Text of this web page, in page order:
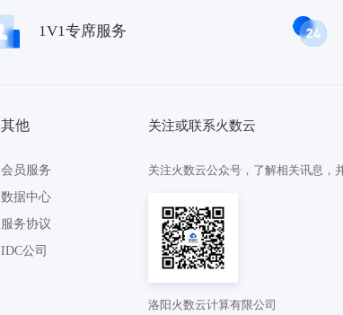
1V1专席服务
其他
会员服务
数据中心
服务协议
IDC公司
关注或联系火数云
关注火数云公众号，了解相关讯息，
洛阳火数云计算有限公司